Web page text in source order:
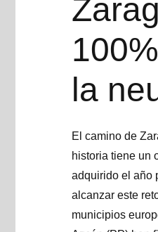
la
El camino de
historia tiene un
adquirido el año
alcanzar este
municipios